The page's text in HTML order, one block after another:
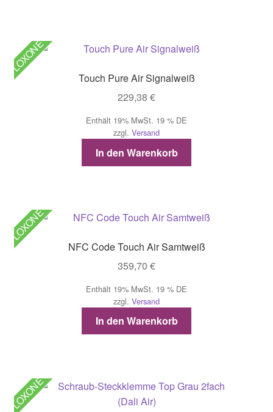
LOXONE
Touch Pure Air Signalweiß
229,38 €
Enthält 19% MwSt. 19 % DE
zzgl. Versand
In den Warenkorb
LOXONE
NFC Code Touch Air Samtweiß
359,70 €
Enthält 19% MwSt. 19 % DE
zzgl. Versand
In den Warenkorb
LOXONE